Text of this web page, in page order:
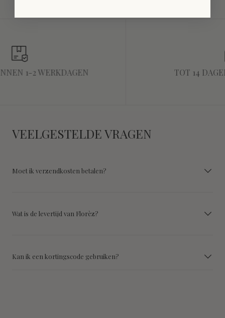
1-2 WERKDAGEN TOT 14
VEELGESTELDE VRAGEN
Moet ik verzendkosten betalen?
Wat is de levertijd van Florèz?
Kan ik een kortingscode gebruiken?